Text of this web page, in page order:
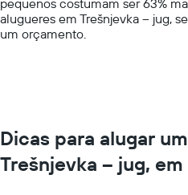
displaying
values.
Range:
alugueres em Trešnjevka – jug,
um orçamento.
Dicas para alugar
Trešnjevka – jug,